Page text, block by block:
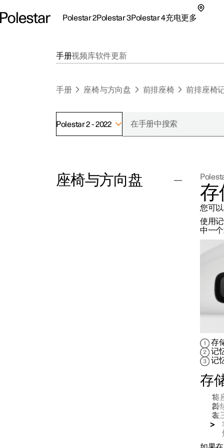
Polestar 2Polestar 3Polestar 4充电更多
联系我们
探索Polestar 3
公共充电
车主服务
新
注
（
手册视频库软件更新
手册 座椅与方向盘 前排座椅 前排座椅
Polestar 2 - 2022
座椅与方向盘
存
您可
使用
中一
存
记
记
存
将
持
在